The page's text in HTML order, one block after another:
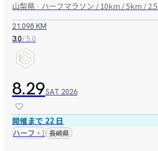
山梨県 · ハーフマラソン / 10km / 5km /
21.098 KM
3.0/ 5.0
8.29SAT 2026
開催まで 22 日
ハーフ +1 長崎県